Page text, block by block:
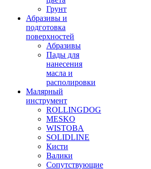
Грунт
Абразивы и
подготовка
поверхностей
Абразивы
Пады для
нанесения
масла и
располировки
Малярный
инструмент
ROLLINGDOG
MESKO
WISTOBA
SOLIDLINE
Кисти
Валики
Сопутствующие